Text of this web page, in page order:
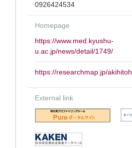
0926424534
Homepage
https://www.med.kyushu-
u.ac.jp/news/detail/1749/
https://researchmap.jp/akihitoh
External link